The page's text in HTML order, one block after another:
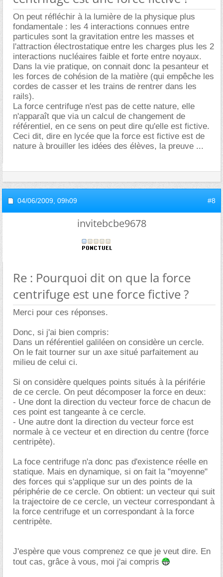
On peut réfléchir à la lumière de la physique plus
fondamentale : les 4 interactions connues entre
particules sont la gravitation entre les masses et
l'attraction électrostatique entre les charges plus les 2
interactions nucléaires faible et forte entre noyaux.
Dans la vie pratique, on connait donc la pesanteur et
les forces de cohésion de la matière (qui empêche les
cordes de casser et les trains de rentrer dans les
rails).
La force centrifuge n'est pas de cette nature, elle
n'apparaît que via un calcul de changement de
référentiel, en ce sens on peut dire qu'elle est fictive.
Ceci dit, dire en lycée que la force est fictive est de
nature à brouiller les idées des élèves, la preuve ...
04/06/2009, 09h09 #8
invitebcbe9678
Re : Pourquoi dit on que la force
centrifuge est une force fictive ?
Merci pour ces réponses.
Donc, si j'ai bien compris:
Dans un référentiel galiléen on considère un cercle.
On le fait tourner sur un axe situé parfaitement au
milieu de celui ci.
Si on considère quelques points situés à la périférie
de ce cercle. On peut décomposer la force en deux:
- Une dont la direction du vecteur force de chacun de
ces point est tangeante à ce cercle.
- Une autre dont la direction du vecteur force est
normale à ce vecteur et en direction du centre (force
centripète).
La foce centrifuge n'a donc pas d'existence réelle en
statique. Mais en dynamique, si on fait la "moyenne"
des forces qui s'applique sur un des points de la
périphérie de ce cercle. On obtient: un vecteur qui suit
la trajectoire de ce cercle, un vecteur correspondant à
la force centrifuge et un correspondant à la force
centripète.
J'espère que vous comprenez ce que je veut dire. En
tout cas, grâce à vous, moi j'ai compris